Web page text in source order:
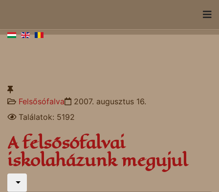
Felsősófalva
2007. augusztus 16.
Találatok: 5192
A felsősófalvai
iskolaházunk megujul